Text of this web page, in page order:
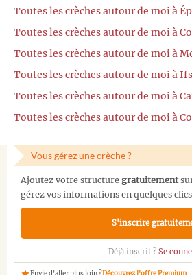
Toutes les crèches autour de moi à
Toutes les crèches autour de moi à
Toutes les crèches autour de moi à
Toutes les crèches autour de moi à Ifs
Toutes les crèches autour de moi à
Toutes les crèches autour de moi à
Vous gérez une crèche ?
Ajoutez votre structure gratuitement
gérez vos informations en quelques
S'inscrire
Déjà inscrit ? Se
Envie d'aller plus loin ?Découvrez l'offre Premium